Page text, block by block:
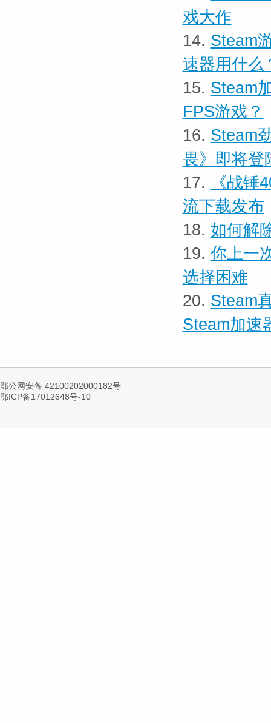
戏大作
14. Steam
速器用什么
15. Steam
FPS游戏？
16. Steam
畏》即将登
17.
《战
流下载发布
18. 如何解
19. 你上一
选择困难
20. Steam
Steam加速
鄂公网安备 42100202000182号
鄂ICP备17012648号-10